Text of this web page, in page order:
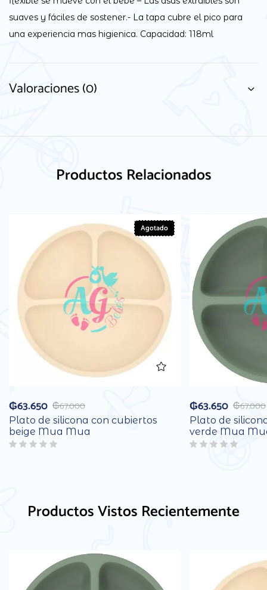
suaves y fáciles de sostener.- La tapa cubre el pico para
una experiencia mas higienica. Capacidad: 118ml
Valoraciones (0)
Productos Relacionados
Agotado
₲67.000
₲63.650
Plato de silicona con cubiertos
beige Mua Mua
₲67.000
₲63.650
Plato de
verde Mua
Productos Vistos Recientemente